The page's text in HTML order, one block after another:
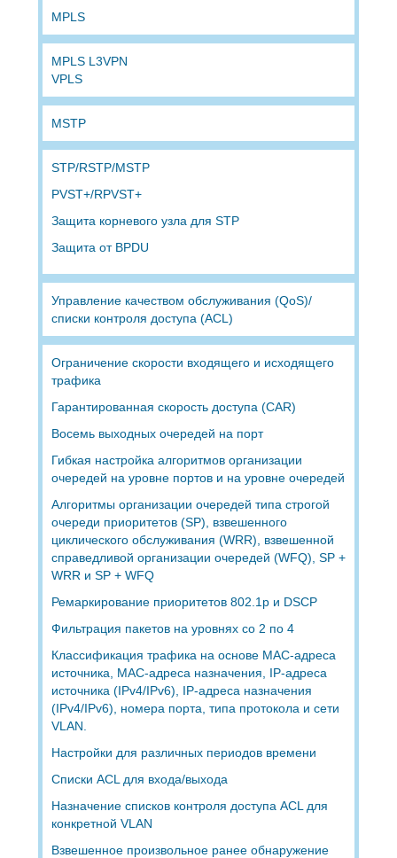
MPLS
MPLS L3VPN
VPLS
MSTP
STP/RSTP/MSTP
PVST+/RPVST+
Защита корневого узла для STP
Защита от BPDU
Управление качеством обслуживания (QoS)/
списки контроля доступа (ACL)
Ограничение скорости входящего и исходящего
трафика
Гарантированная скорость доступа (CAR)
Восемь выходных очередей на порт
Гибкая настройка алгоритмов организации
очередей на уровне портов и на уровне очередей
Алгоритмы организации очередей типа строгой
очереди приоритетов (SP), взвешенного
циклического обслуживания (WRR), взвешенной
справедливой организации очередей (WFQ), SP +
WRR и SP + WFQ
Ремаркирование приоритетов 802.1p и DSCP
Фильтрация пакетов на уровнях со 2 по 4
Классификация трафика на основе MAC-адреса
источника, MAC-адреса назначения, IP-адреса
источника (IPv4/IPv6), IP-адреса назначения
(IPv4/IPv6), номера порта, типа протокола и сети
VLAN.
Настройки для различных периодов времени
Списки ACL для входа/выхода
Назначение списков контроля доступа ACL для
конкретной VLAN
Взвешенное произвольное ранее обнаружение